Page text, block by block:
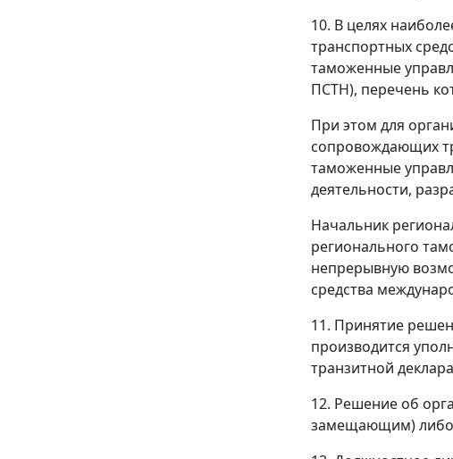
10. В целях
транспортных
таможенные
ПСТН), перечень
При этом для
сопровождающих
таможенные
деятельности,
Начальник
регионального
непрерывную
средства
11. Принятие
производится
транзитной
12. Решение об
замещающим) либо